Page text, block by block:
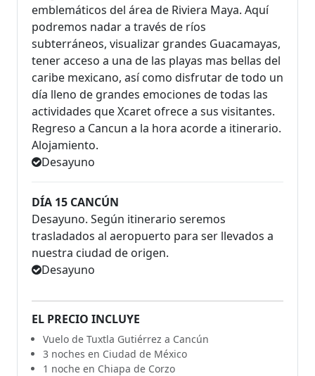
emblemáticos del área de Riviera Maya. Aquí
podremos nadar a través de ríos
subterráneos, visualizar grandes Guacamayas,
tener acceso a una de las playas mas bellas del
caribe mexicano, así como disfrutar de todo un
día lleno de grandes emociones de todas las
actividades que Xcaret ofrece a sus visitantes.
Regreso a Cancun a la hora acorde a itinerario.
Alojamiento.
Desayuno
DÍA 15 CANCÚN
Desayuno. Según itinerario seremos
trasladados al aeropuerto para ser llevados a
nuestra ciudad de origen.
Desayuno
EL PRECIO INCLUYE
Vuelo de Tuxtla Gutiérrez a Cancún
3 noches en Ciudad de México
1 noche en Chiapa de Corzo